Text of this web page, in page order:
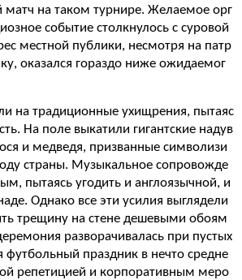
на таком турнире. Желаемое орг
событие столкнулось с суровой
местной публики, несмотря на патр
оказался гораздо ниже ожидаемог
на традиционные ухищрения, пытаяс
На поле выкатили гигантские надув
и медведя, призванные символизи
страны. Музыкальное сопровожде
пытаясь угодить и англоязычной, и
Однако все эти усилия выглядели
трещину на стене дешевыми обоям
разворачивалась при пустых
футбольный праздник в нечто средне
репетицией и корпоративным меро